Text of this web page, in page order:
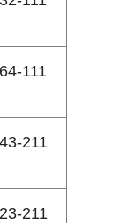
111
211
211